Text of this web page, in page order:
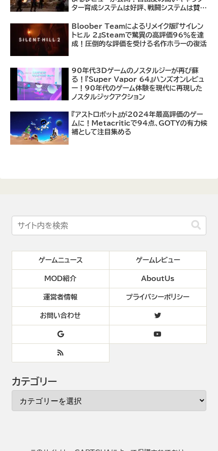
ター育成システムは好評、戦闘システムは賛否
Bloober Teamによるリメイク版『サイレン
トヒル 2』Steamで驚異の高評価96％を達
成！圧倒的な評価を受ける名作ホラーの復活
90年代3Dゲームのノスタルジーが再び蘇
る！『Super Vapor 64』ハンズオンレビュ
ー！90年代のゲーム体験を現代に再現した
ノスタルジックアクション
『アストロボット』が2024年最高評価のゲー
ムに！Metacriticで94点、GOTYの有力候
補として注目集める
ゲームニュース ゲームレビュー
MOD紹介 AboutUs
運営者情報 プライバシーポリシー
お問い合わせ
カテゴリー